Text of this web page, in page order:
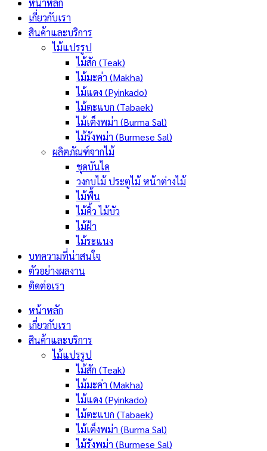
เกี่ยวกับเรา
สินค้าและบริการ
ไม้แปรรูป
ไม้สัก (Teak)
ไม้มะค่า (Makha)
ไม้แดง (Pyinkado)
ไม้ตะแบก (Tabaek)
ไม้เต็งพม่า (Burma Sal)
ไม้รังพม่า (Burmese Sal)
ผลิตภัณฑ์จากไม้
ชุดบันได
วงกบไม้ ประตูไม้ หน้าต่างไม้
ไม้พื้น
ไม้คิ้ว ไม้บัว
ไม้ฝ้า
ไม้ระแนง
บทความที่น่าสนใจ
ตัวอย่างผลงาน
ติดต่อเรา
หน้าหลัก
เกี่ยวกับเรา
สินค้าและบริการ
ไม้แปรรูป
ไม้สัก (Teak)
ไม้มะค่า (Makha)
ไม้แดง (Pyinkado)
ไม้ตะแบก (Tabaek)
ไม้เต็งพม่า (Burma Sal)
ไม้รังพม่า (Burmese Sal)